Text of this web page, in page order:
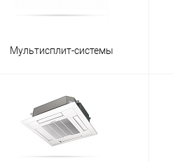
Мультисплит-системы